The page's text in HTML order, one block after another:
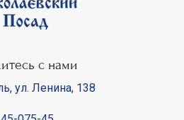
с нами
, ул. Ленина, 138